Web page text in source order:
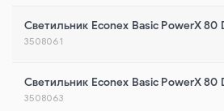
Светильник Econex Basic PowerX 80
3508061
Светильник Econex Basic PowerX 80
3508063